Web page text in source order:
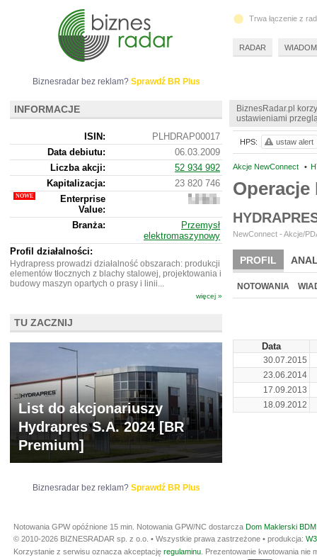
BiznesRadar.pl
ustawieniami
Akcje NewConnect •
Operacje
NewConnect - Akcje/
PROFIL
BR LAB
NOTOWANIA
Data
30.07.2015
23.06.2014
17.09.2013
18.09.2012
HPS: ustaw alert
Biznesradar bez reklam? Sprawdź BR Plus
INFORMACJE
ISIN:
PLHDRAP00017
Data debiutu:
06.03.2009
Liczba akcji:
52 934 992
Kapitalizacja:
23 820 746
Enterprise
Value:
746
Branża:
Przemysł
elektromaszynowy
Profil działalności:
Hydrapress prowadzi działalność obszarach: produkcji
elementów tłocznych z blachy stalowej, projektowania i
budowy maszyn opartych o prasy i linii...
więcej »
TU ZACZNIJ
List do akcjonariuszy
Hydrapres S.A. 2024 [BR
Premium]
Biznesradar bez reklam? Sprawdź BR Plus
Trwa łączenie z
RADAR
Notowania GPW opóźnione 15 min. Notowania GPW/NC dostarcza Dom Maklerski
© 2010-2026 BIZNESRADAR sp. z o.o. • Wszystkie prawa zastrzeżone • produkcja:
Korzystanie z serwisu oznacza akceptację regulaminu . Prezentowanie kwotowania